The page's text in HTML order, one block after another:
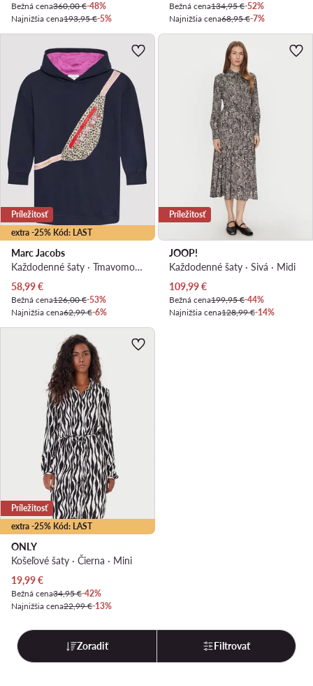
Bežná cena360,00 €-48%
Najnižšia cena193,95 €-5%
Bežná cena134,95 €-52%
Najnižšia cena68,95 €-7%
extra -25% Kód: LAST
Príležitosť
Marc Jacobs
Každodenné šaty · Tmavomodrá
Aktuálna cena
58,99€
Bežná cena126,00 €-53%
Najnižšia cena62,99 €-6%
Príležitosť
JOOP!
Každodenné šaty · Sivá · Midi
Aktuálna cena
109,99€
Bežná cena199,95 €-44%
Najnižšia cena128,99 €-14%
extra -25% Kód: LAST
Príležitosť
ONLY
Košeľové šaty · Čierna · Mini
Aktuálna cena
19,99€
Bežná cena34,95 €-42%
Najnižšia cena22,99 €-13%
Zoradiť Filtrovať